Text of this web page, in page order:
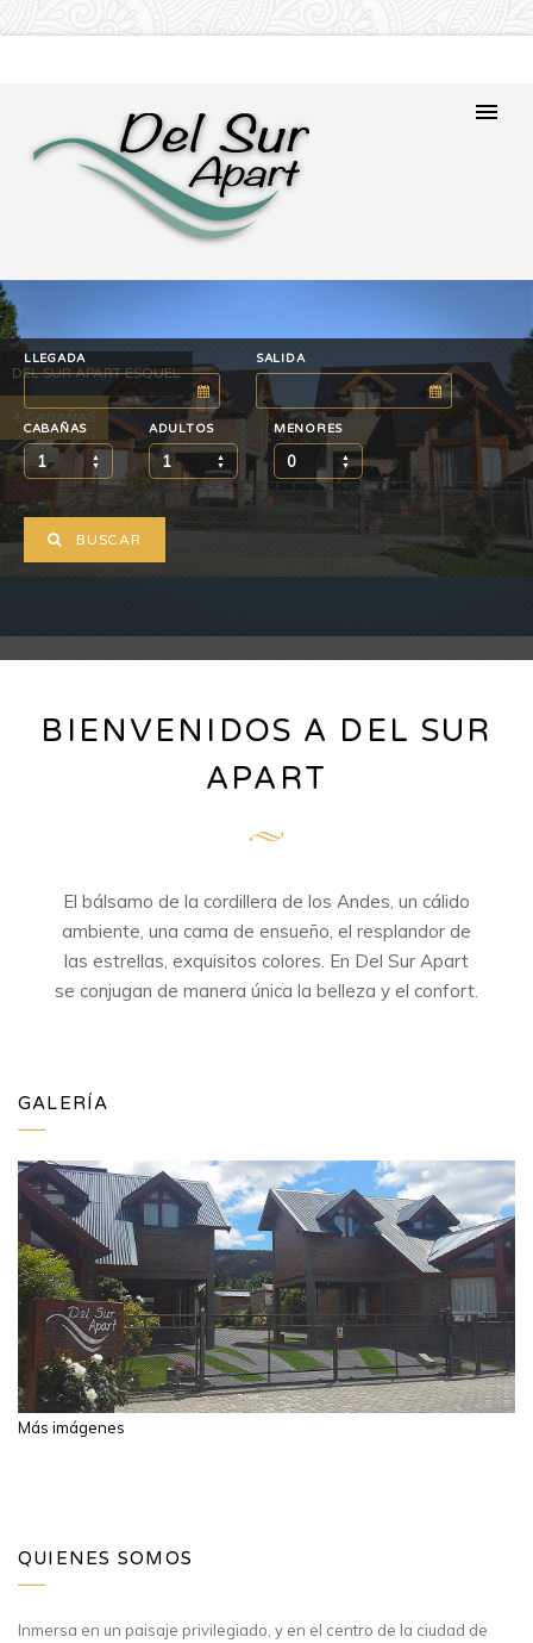
DEL SUR APART ESQUEL
4 CABAÑAS
LLEGADA SALIDA
CABAÑAS
1
ADULTOS
1
MENORES
0
BUSCAR
BIENVENIDOS A DEL SUR
APART
El bálsamo de la cordillera de los Andes, un cálido
ambiente, una cama de ensueño, el resplandor de
las estrellas, exquisitos colores. En Del Sur Apart
se conjugan de manera única la belleza y el confort.
GALERÍA
Más imágenes
QUIENES SOMOS
Inmersa en un paisaje privilegiado, y en el centro de la ciudad de